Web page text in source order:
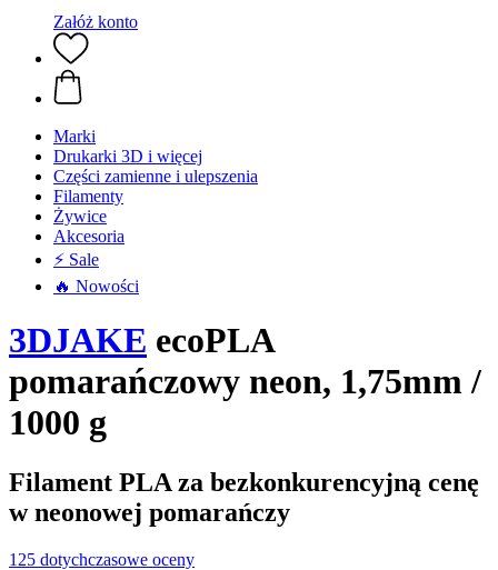
Załóż konto
Marki
Drukarki 3D i więcej
Części zamienne i ulepszenia
Filamenty
Żywice
Akcesoria
⚡ Sale
🔥 Nowości
3DJAKE ecoPLA
pomarańczowy neon, 1,75mm /
1000 g
Filament PLA za bezkonkurencyjną cenę
w neonowej pomarańczy
125 dotychczasowe oceny